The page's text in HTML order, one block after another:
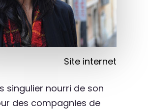
Site internet
singulier nourri de son
des compagnies de